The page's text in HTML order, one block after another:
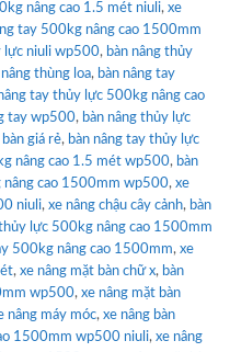
nâng cao 1.5 mét niuli, xe
tay 500kg nâng cao 1500mm
lực niuli wp500, bàn nâng thủy
thùng loa, bàn nâng tay
tay thủy lực 500kg nâng cao
tay wp500, bàn nâng thủy lực
giá rẻ, bàn nâng tay thủy lực
nâng cao 1.5 mét wp500, bàn
nâng cao 1500mm wp500, xe
niuli, xe nâng chậu cây cảnh, bàn
lực 500kg nâng cao 1500mm
500kg nâng cao 1500mm, xe
, xe nâng mặt bàn chữ x, bàn
wp500, xe nâng mặt bàn
nâng máy móc, xe nâng bàn
1500mm wp500 niuli, xe nâng